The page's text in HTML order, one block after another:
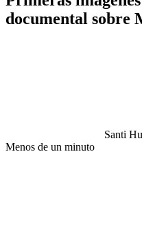
documental sobre
Santi
Menos de un minuto